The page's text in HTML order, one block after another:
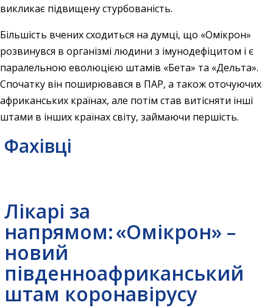
викликає підвищену стурбованість.
Більшість вчених сходиться на думці, що «Омікрон»
розвинувся в організмі людини з імунодефіцитом і є
паралельною еволюцією штамів «Бета» та «Дельта».
Спочатку він поширювався в ПАР, а також оточуючих
африканських країнах, але потім став витісняти інші
штами в інших країнах світу, займаючи першість.
Фахівці
Лікарі за
напрямом:«Омікрон» –
новий
південноафриканський
штам коронавірусу